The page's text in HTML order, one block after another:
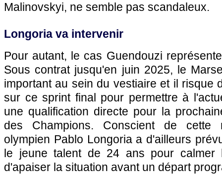
Malinovskyi, ne semble pas scandaleux.
Longoria va intervenir
Pour autant, le cas Guendouzi
Sous contrat jusqu'en juin 2025, le
important au sein du vestiaire et il risque
sur ce sprint final pour permettre à
une qualification directe pour la
des Champions. Conscient de cette
olympien Pablo Longoria a d'ailleurs
le jeune talent de 24 ans pour calmer
d'apaiser la situation avant un départ